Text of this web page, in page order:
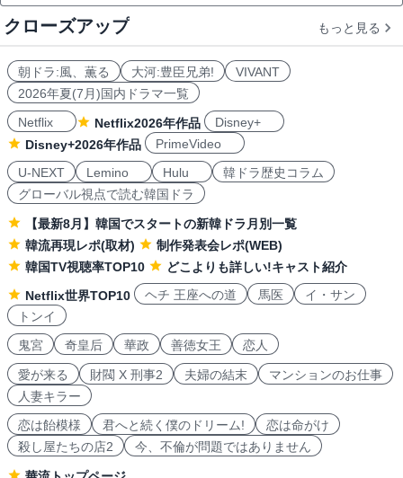
クローズアップ もっと見る
朝ドラ:風、薫る 大河:豊臣兄弟!
VIVANT
2026年夏(7月)国内ドラマ一覧
Netflix
Netflix2026年作品
Disney+
Disney+2026年作品
PrimeVideo
U-NEXT
Lemino Hulu
韓ドラ歴史コラム
グローバル視点で読む韓国ドラ
【最新8月】韓国でスタートの新韓ドラ月別一覧
韓流再現レポ(取材)
制作発表会レポ(WEB)
韓国TV視聴率TOP10
どこよりも詳しい!キャスト紹介
Netflix世界TOP10
ヘチ 王座への道 馬医
イ・サン
トンイ
鬼宮
奇皇后 華政 善徳女王 恋人
愛が来る 財閥 X 刑事2 夫婦の結末
マンションのお仕事
人妻キラー
恋は飴模様
君へと続く僕のドリーム!
恋は命がけ
殺し屋たちの店2
今、不倫が問題ではありません